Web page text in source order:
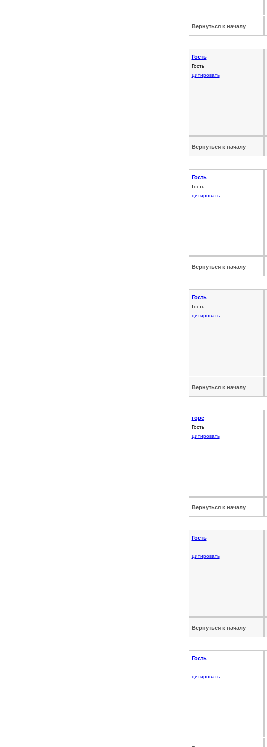
Вернуться к началу
Гость
Гость
цитировать
Вернуться к началу
Гость
Гость
цитировать
Вернуться к началу
Гость
Гость
цитировать
Вернуться к началу
горе
Гость
цитировать
Вернуться к началу
Гость
цитировать
Вернуться к началу
Гость
цитировать